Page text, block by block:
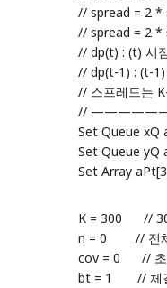
// spread = 2 *
// spread = 2 *
// dp(t) : (t) 시
// dp(t-1) : (t-1)
// 스프레드는
//
Set Queue
Set Queue
Set Array
K = 300 //
n = 0 // 전
cov = 0 // 초
bt = 1 // 체결